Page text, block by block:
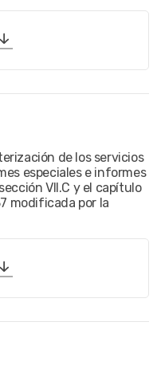
de los servicios
especiales e informes
VII.C y el capítulo
modificada por la